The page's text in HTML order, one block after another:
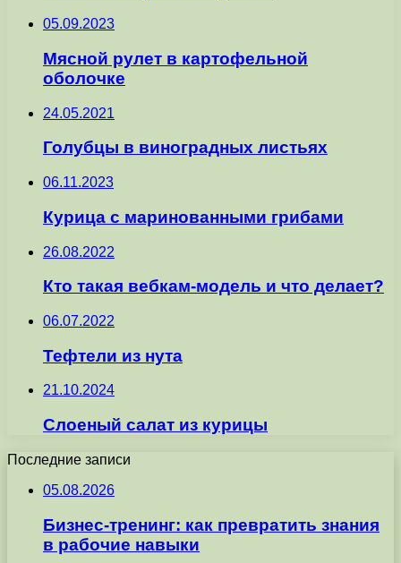
05.09.2023
Мясной рулет в картофельной
оболочке
24.05.2021
Голубцы в виноградных листьях
06.11.2023
Курица с маринованными грибами
26.08.2022
Кто такая вебкам-модель и что делает?
06.07.2022
Тефтели из нута
21.10.2024
Слоеный салат из курицы
Последние записи
05.08.2026
Бизнес-тренинг: как превратить знания
в рабочие навыки